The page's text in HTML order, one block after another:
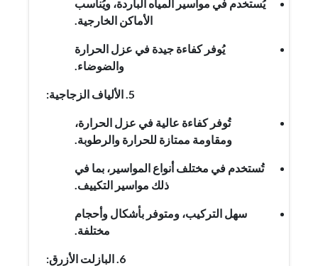
يُستخدم في مواسير المياه الباردة، ويُناسب
الأماكن الخارجية.
يُوفر كفاءة جيدة في عزل الحرارة
والضوضاء.
5. الألياف الزجاجية:
تُوفر كفاءة عالية في عزل الحرارة،
ومقاومة ممتازة للحرارة والرطوبة.
تُستخدم في مختلف أنواع المواسير، بما في
ذلك مواسير التكييف.
سهل التركيب، ومتوفر بأشكال وأحجام
مختلفة.
6. البازلت الأزرق: